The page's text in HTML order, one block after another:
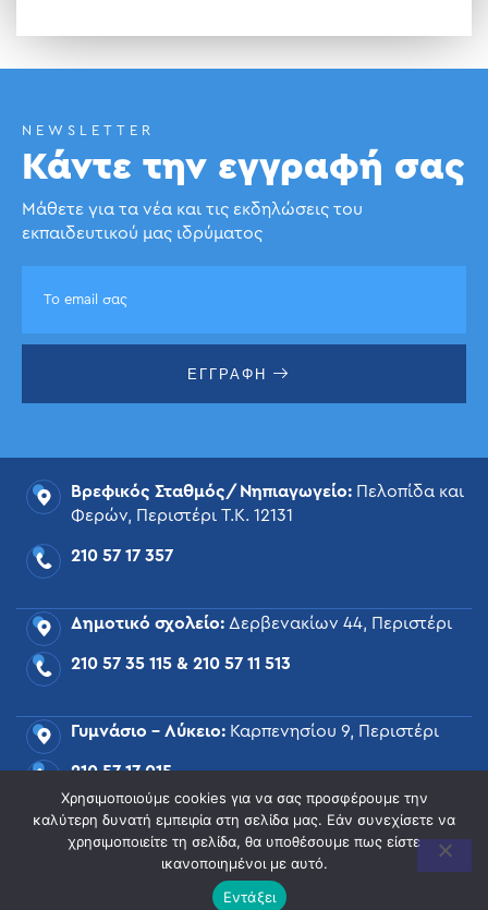
NEWSLETTER
Κάντε την εγγραφή σας
Μάθετε για τα νέα και τις εκδηλώσεις του
εκπαιδευτικού μας ιδρύματος
ΕΓΓΡΑΦΗ
Βρεφικός Σταθμός/Νηπιαγωγείο: Πελοπίδα και
Φερών, Περιστέρι Τ.Κ. 12131
210 57 17 357
Δημοτικό σχολείο: Δερβενακίων 44, Περιστέρι
210 57 35 115 &210 57 11 513
Γυμνάσιο – Λύκειο: Καρπενησίου 9, Περιστέρι
210 57 17 015
mail@tsiamoulis.gr
Θέσεις ΕργασίαςΠολιτική Cookies
Χρησιμοποιούμε cookies για να σας προσφέρουμε την
καλύτερη δυνατή εμπειρία στη σελίδα μας. Εάν συνεχίσετε να
χρησιμοποιείτε τη σελίδα, θα υποθέσουμε πως είστε
ικανοποιημένοι με αυτό.
Εντάξει